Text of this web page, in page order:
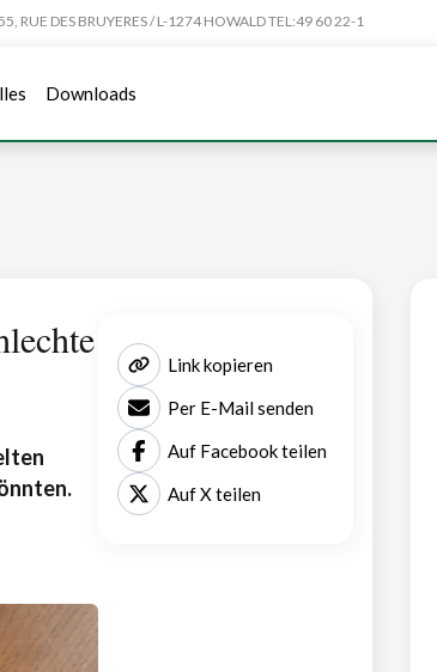
RUE DES BRUYERES / L-1274 HOWALD TEL:49 60 22-1
Downloads
Link kopieren
Per E-Mail senden
Auf Facebook teilen
Auf X teilen